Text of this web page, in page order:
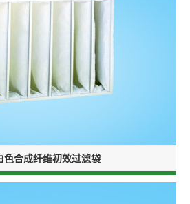
色合成纤维初效过滤袋